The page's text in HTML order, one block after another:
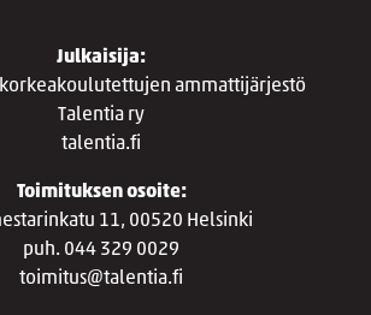
Julkaisija:
korkeakoulutettujen ammattijärjestö
Talentia ry
talentia.fi
Toimituksen osoite:
11, 00520 Helsinki
puh. 044 329 0029
toimitus@talentia.fi